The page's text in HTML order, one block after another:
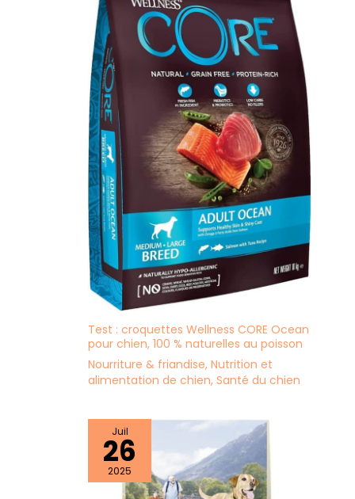
Test : croquettes Wellness CORE Ocean
pour chien, 100 % naturelles au poisson
Nourriture & friandise, Nutrition et
alimentation de chien, Santé du chien
Juil
26
2025